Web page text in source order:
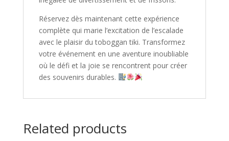
Réservez dès maintenant cette expérience
complète qui marie l’excitation de l’escalade
avec le plaisir du toboggan tiki. Transformez
votre événement en une aventure inoubliable
où le défi et la joie se rencontrent pour créer
des souvenirs durables.
Related products